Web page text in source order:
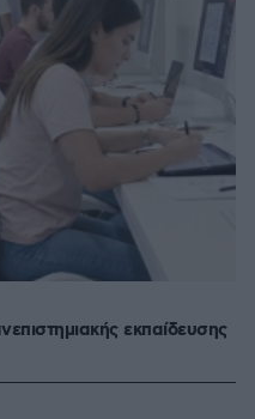
εκπαίδευσης